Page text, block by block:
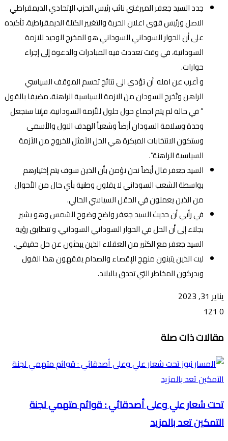
جدد السيد جعفر الميرغني نائب رئيس الحزب الإتحادي الديمقراطي
الاصل ورئيس قوى اعلان الحرية والتغيير الكتلة الديمقراطية، تأكيده
على أن الحوار السوداني السوداني هو المخرج الوحيد للازمة
السودانية، في وقت تعددت فيه المبادرات والدعوة إلى إجراء
حوارات.
و أعرب عن امله أن تؤدي الى نتائج تحسم الموقف السياسي
الراهن وتُخرج السودان من الازمة السياسية الراهنة، مضيفا بالقول
” في حالة لم يتم اجماع حول حلول للأزمة السودانية، فإننا سنجعل
وحدة وسلامة السودان أرضاً وشعباً الهدف الاول والأسمى
وستكون الانتخابات المبكرة هي الحل الأمثل للخروج من الأزمة
السياسية الراهنة”.
السيد جعفر قال أيضاً نحن نؤمن بأن الذين سوف يتم إختيارهم
بواسطة الشعب السوداني لا يقلون وطنية بأي حال من الأحوال
من الذين يعملون في الحقل السياسي الحالي.
في رأيي أن حديث السيد جعفر واضح وضوح الشمس وهو يشير
بجلاء إلى أن الحل في الحوار السوداني السوداني، و تتطابق رؤية
السيد جعفر مع الكثير من العقلاء الذين يبحثون عن حل حقيقي.
ليت الذين يتبنون منهج الإقصاء والصدام يفقهون هذا القول
ويدركون المخاطر التي تحدق بالبلاد.
يناير 31, 2023
0
عبر
البريد
مقالات ذات صلة
تحت شعار علي وعلى أصدقائي : قوائم متهمي لجنة
التمكين تعد بالمزيد